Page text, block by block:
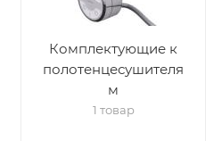
Комплектующие к
полотенцесушителя
м
1 товар